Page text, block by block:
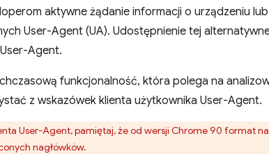
aktywne żądanie informacji o urządzeniu
User-Agent (UA). Udostępnienie tej
Agent.
funkcjonalność, która polega na
z wskazówek klienta użytkownika User-Agent.
User-Agent, pamiętaj, że od wersji Chrome 90 format
nagłówków.